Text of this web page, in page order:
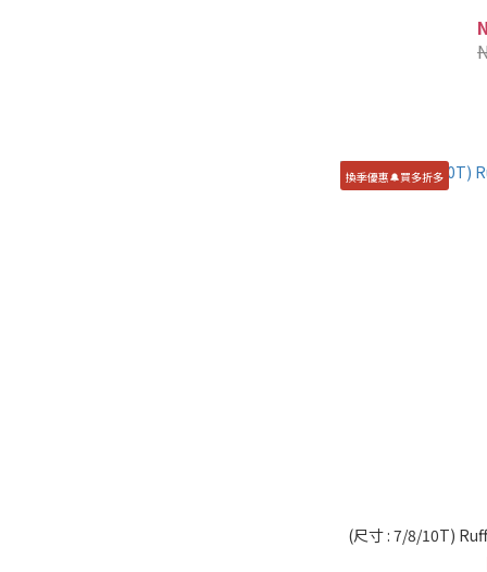
換季優惠🔔買多折多
(尺寸 : 7/8/10T)